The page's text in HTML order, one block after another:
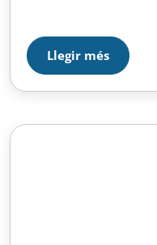
bona experiència per
patinadores de cara
Llegir més